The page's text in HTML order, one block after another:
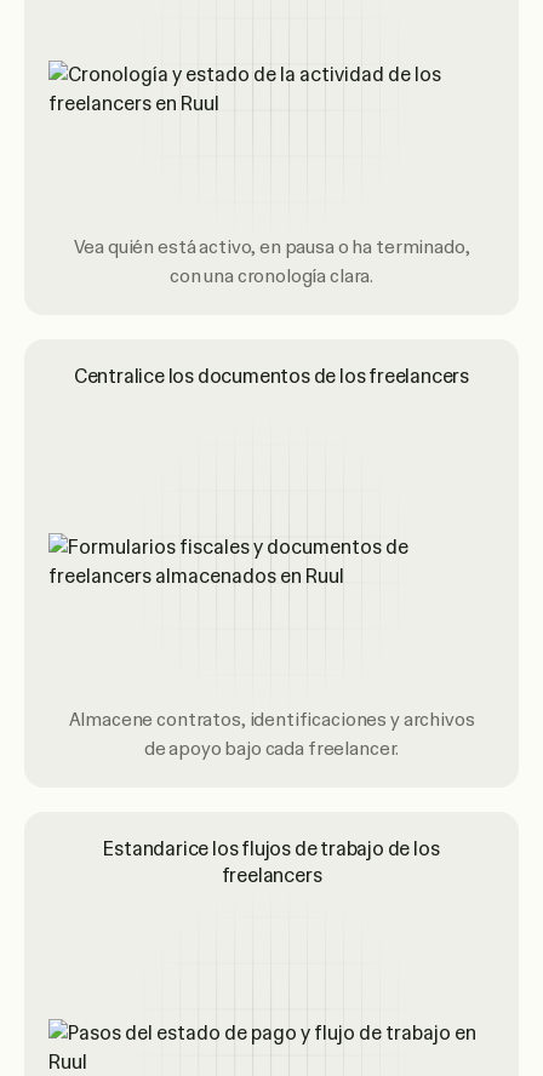
Vea quién está activo, en pausa o ha terminado,
con una cronología clara.
Centralice los documentos de los freelancers
Almacene contratos, identificaciones y archivos
de apoyo bajo cada freelancer.
Estandarice los flujos de trabajo de los
freelancers